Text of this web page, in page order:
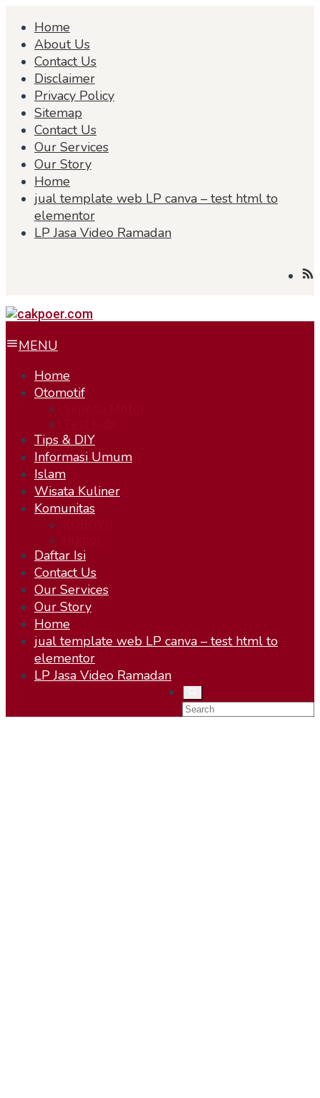
content
Home
About Us
Contact Us
Disclaimer
Privacy Policy
Sitemap
Contact Us
Our Services
Our Story
Home
jual template web LP canva – test html to
elementor
LP Jasa Video Ramadan
MENU
Home
Otomotif
Tips & DIY
Informasi Umum
Islam
Wisata Kuliner
Komunitas
Daftar Isi
Contact Us
Our Services
Our Story
Home
jual template web LP canva – test html to
elementor
LP Jasa Video Ramadan